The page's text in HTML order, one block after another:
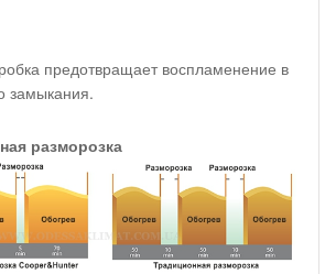
предотвращает воспламенение в
замыкания.
разморозка